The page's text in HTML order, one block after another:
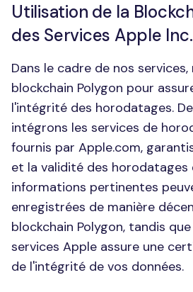
Utilisation de la
des Services Apple Inc.
Dans le cadre de nos
blockchain Polygon pour
l'intégrité des horodatages.
intégrons les services de
fournis par Apple.com,
et la validité des horodatages
informations pertinentes
enregistrées de manière
blockchain Polygon, tandis
services Apple assure une
de l'intégrité de vos données.